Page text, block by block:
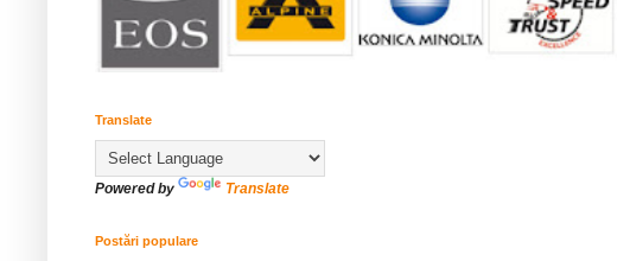
Translate
Powered by Translate
Postări populare